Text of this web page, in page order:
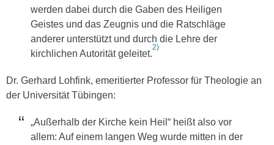
werden dabei durch die Gaben des Heiligen
Geistes und das Zeugnis und die Ratschläge
anderer unterstützt und durch die Lehre der
kirchlichen Autorität geleitet.
2)
Dr. Gerhard Lohfink, emeritierter Professor für Theologie an
der Universität Tübingen:
„Außerhalb der Kirche kein Heil“ heißt also vor
allem: Auf einem langen Weg wurde mitten in der